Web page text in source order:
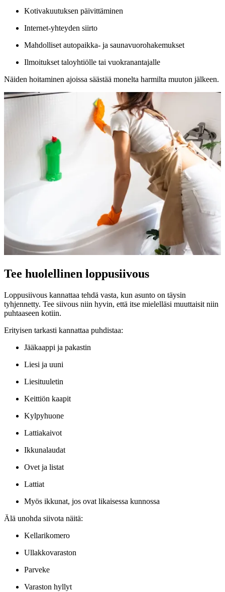
Kotivakuutuksen päivittäminen
Internet-yhteyden siirto
Mahdolliset autopaikka- ja saunavuorohakemukset
Ilmoitukset taloyhtiölle tai vuokranantajalle
Näiden hoitaminen ajoissa säästää monelta harmilta muuton jälkeen.
Tee huolellinen loppusiivous
Loppusiivous kannattaa tehdä vasta, kun asunto on täysin
tyhjennetty. Tee siivous niin hyvin, että itse mielelläsi muuttaisit niin
puhtaaseen kotiin.
Erityisen tarkasti kannattaa puhdistaa:
Jääkaappi ja pakastin
Liesi ja uuni
Liesituuletin
Keittiön kaapit
Kylpyhuone
Lattiakaivot
Ikkunalaudat
Ovet ja listat
Lattiat
Myös ikkunat, jos ovat likaisessa kunnossa
Älä unohda siivota näitä:
Kellarikomero
Ullakkovaraston
Parveke
Varaston hyllyt